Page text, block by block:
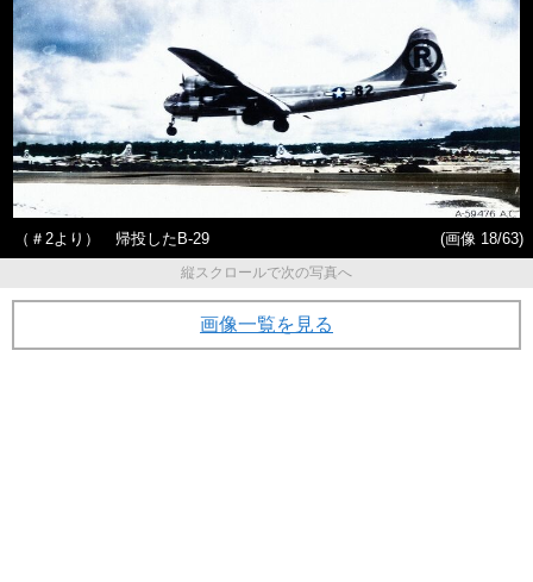
（＃2より） 帰投したB-29
(画像 18/63)
縦スクロールで次の写真へ
画像一覧を見る